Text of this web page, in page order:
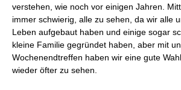
verstehen, wie noch vor einigen Jahren.
immer schwierig, alle zu sehen, da wir alle
Leben aufgebaut haben und einige sogar
kleine Familie gegründet haben, aber mit
Wochenendtreffen haben wir eine gute
wieder öfter zu sehen.